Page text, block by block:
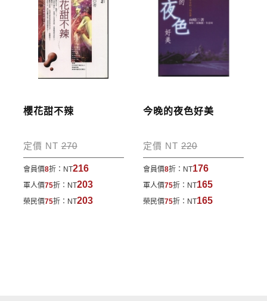
所指定的地點。
櫻花甜不辣
定價 NT270
會員價8折： NT216
軍人價75折： NT203
榮民價75折： NT203
今晚的夜色好美
定價 NT220
會員價8折： NT176
軍人價75折： NT165
榮民價75折： NT165